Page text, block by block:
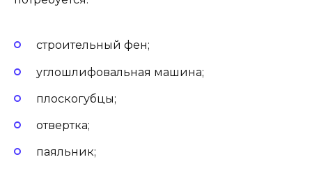
строительный фен;
углошлифовальная машина;
плоскогубцы;
отвертка;
паяльник;